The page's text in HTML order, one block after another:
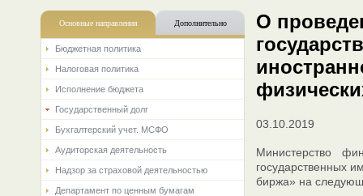
Основные направления Дополнительно
Бюджетная политика
Налоговая политика
Исполнение бюджета
Государственный долг
Бухгалтерский учет. МСФО
Аудиторская деятельность
Надзор за страховой деятельностью
Департамент по ценным бумагам
О
03.10.2019
Министерство
государственных
биржа» на